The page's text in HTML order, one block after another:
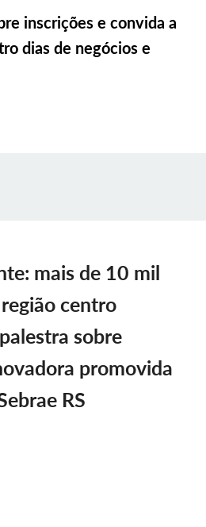
inscrições e convida a
dias de negócios e
mais de 10 mil
centro
sobre
promovida
RS